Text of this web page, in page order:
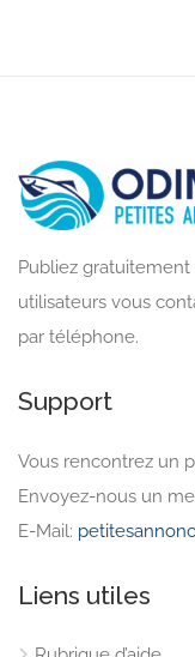
Publiez
utilisateurs vous
par téléphone.
Support
Vous rencontrez un
Envoyez-nous un
E-Mail:
Liens utiles